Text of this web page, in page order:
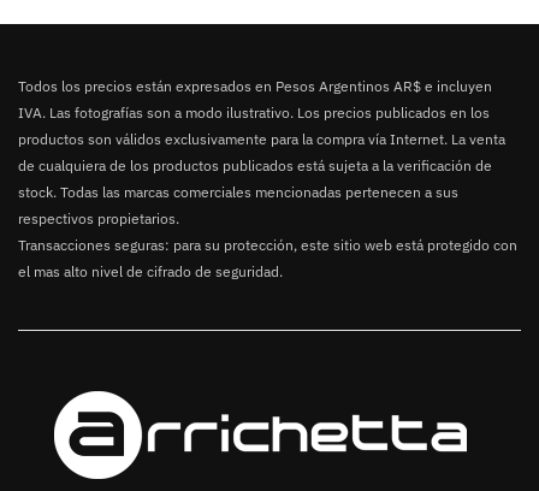
Todos los precios están expresados en Pesos Argentinos AR$ e incluyen
IVA. Las fotografías son a modo ilustrativo. Los precios publicados en los
productos son válidos exclusivamente para la compra vía Internet. La venta
de cualquiera de los productos publicados está sujeta a la verificación de
stock. Todas las marcas comerciales mencionadas pertenecen a sus
respectivos propietarios.
Transacciones seguras: para su protección, este sitio web está protegido con
el mas alto nivel de cifrado de seguridad.